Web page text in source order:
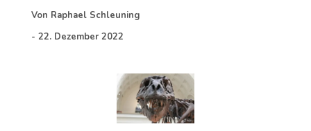
Von Raphael Schleuning
- 22. Dezember 2022